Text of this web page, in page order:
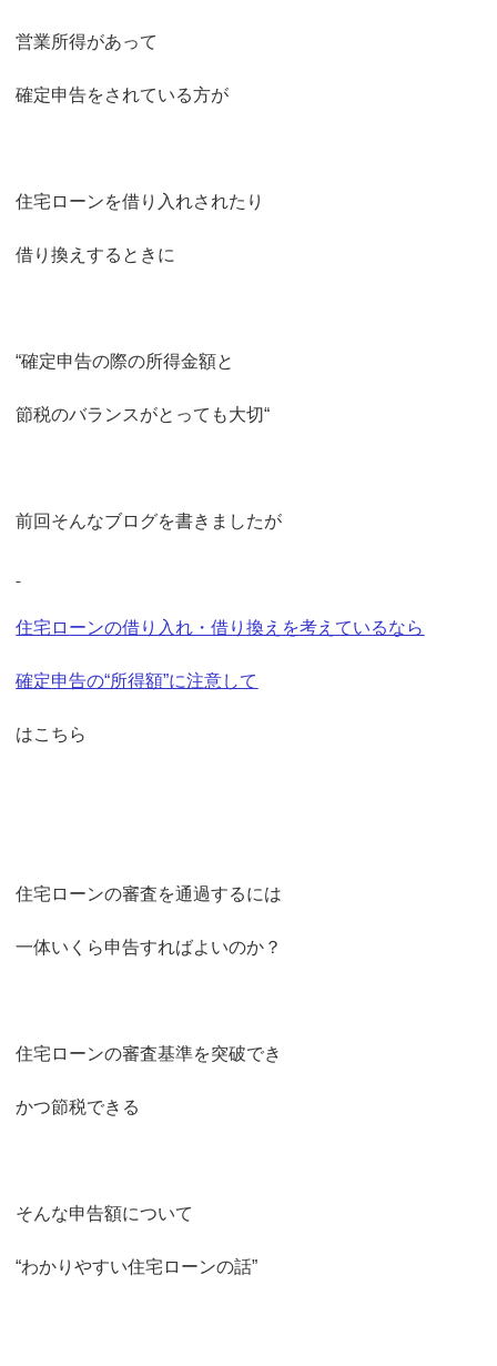
営業所得があって
確定申告をされている方が
住宅ローンを借り入れされたり
借り換えするときに
“確定申告の際の所得金額と
節税のバランスがとっても大切“
前回そんなブログを書きましたが
住宅ローンの借り入れ・借り換えを考えているなら
確定申告の“所得額”に注意して
はこちら
住宅ローンの審査を通過するには
一体いくら申告すればよいのか？
住宅ローンの審査基準を突破でき
かつ節税できる
そんな申告額について
“わかりやすい住宅ローンの話”